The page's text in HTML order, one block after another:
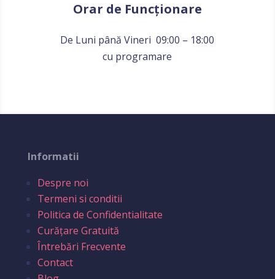
Orar de Funcționare
De Luni până Vineri 09:00 – 18:00
cu programare
Informatii
Despre noi
Termeni si conditii
Politica de Confidentialitate
Curățare Gratuită
Întrebări Frecvente
Contact